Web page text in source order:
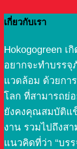
เกี่ยวกับเรา
Hokogogreen เ
อยากจะทำบรร
แวดล้อม ด้วยก
โลก ที่สามารถย่
ยังคงคุณสมบัติแ
งาน รวมไปถึงส
แนวคิดที่ว่า “บร